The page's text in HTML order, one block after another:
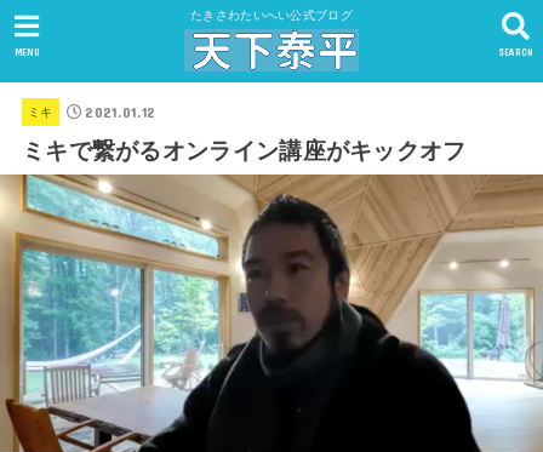
たきさわたいへい公式ブログ
SEARCH
MENU
ミキ 2021.01.12
ミキで繋がるオンライン講座がキックオフ